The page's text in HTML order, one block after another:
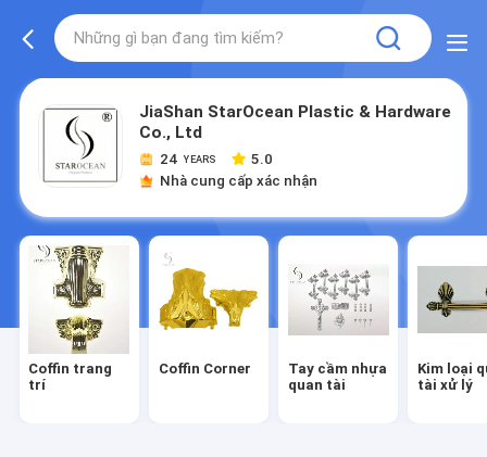
JiaShan StarOcean Plastic & Hardware
Co., Ltd
24 YEARS
5.0
Nhà cung cấp xác nhận
Coffin trang
trí
Coffin Corner
Tay cầm nhựa
quan tài
Kim loại
tài xử lý